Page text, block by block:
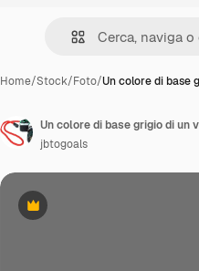
Home/Stock/Foto/Un colore di base
Premium
Un colore di base grigio di un
jbtogoals